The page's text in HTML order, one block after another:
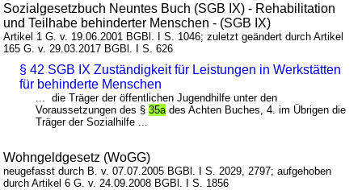
Sozialgesetzbuch Neuntes Buch (SGB IX) - Rehabilitation
und Teilhabe behinderter Menschen - (SGB IX)
Artikel 1 G. v. 19.06.2001 BGBl. I S. 1046; zuletzt geändert durch Artikel
165 G. v. 29.03.2017 BGBl. I S. 626
§ 42 SGB IX Zuständigkeit für Leistungen in Werkstätten
für behinderte Menschen
... die Träger der öffentlichen Jugendhilfe unter den
Voraussetzungen des §35a des Achten Buches, 4. im Übrigen die
Träger der Sozialhilfe ...
Wohngeldgesetz (WoGG)
neugefasst durch B. v. 07.07.2005 BGBl. I S. 2029, 2797; aufgehoben
durch Artikel 6 G. v. 24.09.2008 BGBl. I S. 1856